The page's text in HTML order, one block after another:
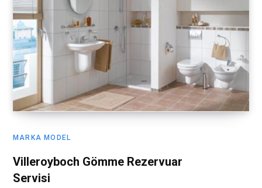
MARKA MODEL
Villeroyboch Gömme Rezervuar
Servisi